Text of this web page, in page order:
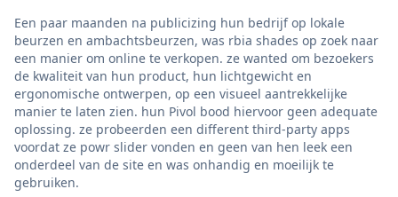
Een paar maanden na publicizing hun bedrijf op lokale
beurzen en ambachtsbeurzen, was rbia shades op zoek naar
een manier om online te verkopen. ze wanted om bezoekers
de kwaliteit van hun product, hun lichtgewicht en
ergonomische ontwerpen, op een visueel aantrekkelijke
manier te laten zien. hun Pivol bood hiervoor geen adequate
oplossing. ze probeerden een different third-party apps
voordat ze powr slider vonden en geen van hen leek een
onderdeel van de site en was onhandig en moeilijk te
gebruiken.